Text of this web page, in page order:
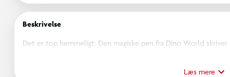
Beskrivelse
Det er top hemmeligt: Den magiske pen fra Dino World
Læs mere